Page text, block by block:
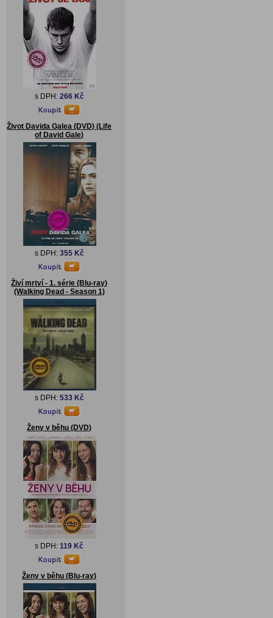
s DPH: 266 Kč
Život Davida Galea (DVD) (Life
of David Gale)
s DPH: 355 Kč
Živí mrtví - 1. série (Blu-ray)
(Walking Dead - Season 1)
s DPH: 533 Kč
Ženy v běhu (DVD)
s DPH:119 Kč
Ženy v běhu (Blu-ray)